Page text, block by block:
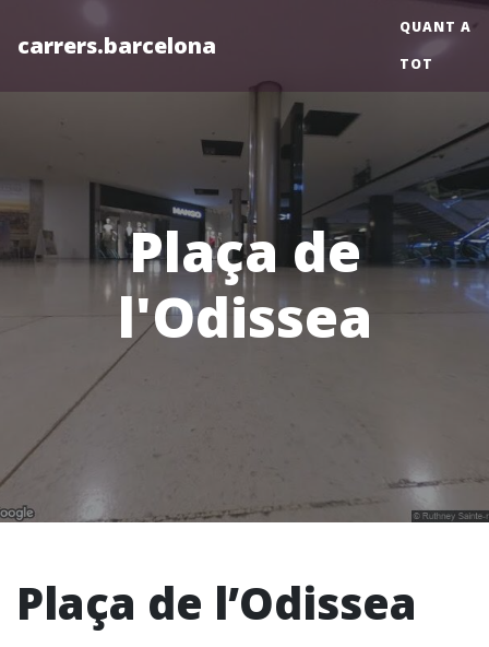
carrers.barcelona
QUANT A
TOT
Plaça de
l'Odissea
Plaça de l’Odissea